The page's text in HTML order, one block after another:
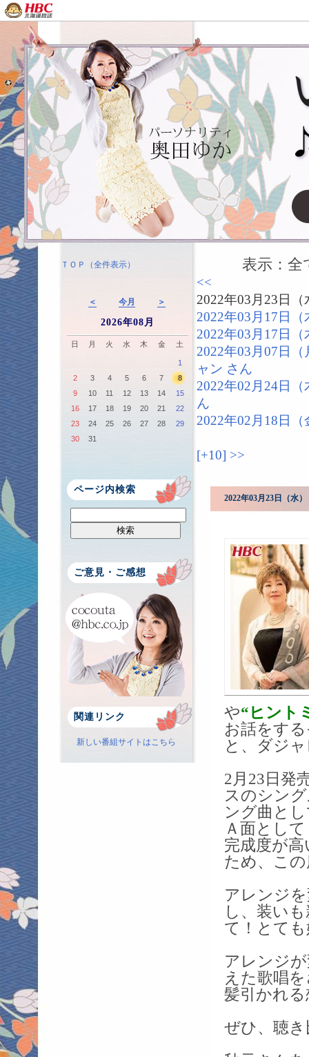
ＴＯＰ（全件表示）
＜ 今月 ＞
2026年08月
日 月 火 水 木 金 土
1
2
3 4 5 6 7
8
9
10 11 12 13 14
15
16
17 18 19 20 21
22
23
24 25 26 27 28
29
30
31
ページ内検索
ご意見・ご感想
関連リンク
新しい番組サイトはこちら
表示：全て
<<
2022年03月23
2022年03月17
2022年03月17
2022年03月07
ャン さん
2022年02月24
ん
2022年02月18
[+10] >>
2022年03月23日（
や“ヒント
お話をす
と、ダジ
2月23日発
スのシン
ング曲と
Ａ面とし
完成度が
ため、こ
アレンジ
し、装い
て！とて
アレンジ
えた歌唱
髪引かれ
ぜひ、聴